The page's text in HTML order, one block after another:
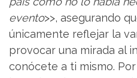
evento>>, asegurando
únicamente reflejar la
provocar una mirada al
conócete a ti mismo.